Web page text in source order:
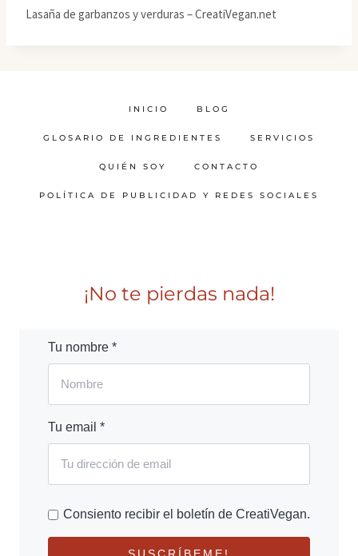
Lasaña de garbanzos y verduras – CreatiVegan.net
INICIO BLOG
GLOSARIO DE INGREDIENTES SERVICIOS
QUIÉN SOY CONTACTO
POLÍTICA DE PUBLICIDAD Y REDES SOCIALES
¡No te pierdas nada!
Tu nombre *
Tu email *
Consiento recibir el boletín de CreatiVegan.